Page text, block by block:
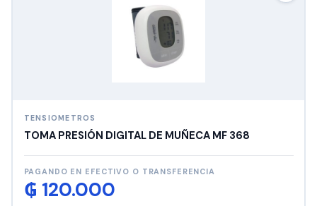
TENSIOMETROS
TOMA PRESIÓN DIGITAL DE MUÑECA MF 368
PAGANDO EN EFECTIVO O TRANSFERENCIA
₲ 120.000